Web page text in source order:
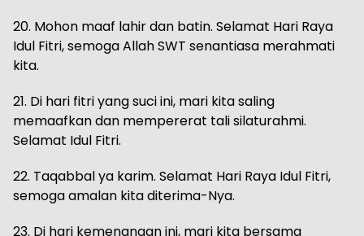
20. Mohon maaf lahir dan batin. Selamat Hari Raya
Idul Fitri, semoga Allah SWT senantiasa merahmati
kita.
21. Di hari fitri yang suci ini, mari kita saling
memaafkan dan mempererat tali silaturahmi.
Selamat Idul Fitri.
22. Taqabbal ya karim. Selamat Hari Raya Idul Fitri,
semoga amalan kita diterima-Nya.
23. Di hari kemenangan ini, mari kita bersama